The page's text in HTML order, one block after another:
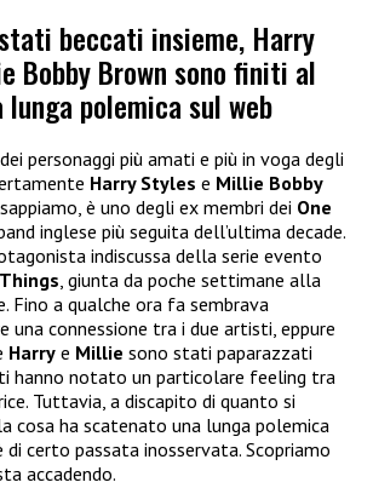
beccati insieme, Harry
Bobby Brown sono finiti al
polemica sul web
personaggi più amati e più in voga degli
Harry Styles e Millie Bobby
è uno degli ex membri dei One
inglese più seguita dell’ultima decade.
indiscussa della serie evento
, giunta da poche settimane alla
Fino a qualche ora fa sembrava
una connessione tra i due artisti, eppure
Harry e Millie sono stati paparazzati
hanno notato un particolare feeling tra
Tuttavia, a discapito di quanto si
cosa ha scatenato una lunga polemica
di certo passata inosservata. Scopriamo
accadendo.